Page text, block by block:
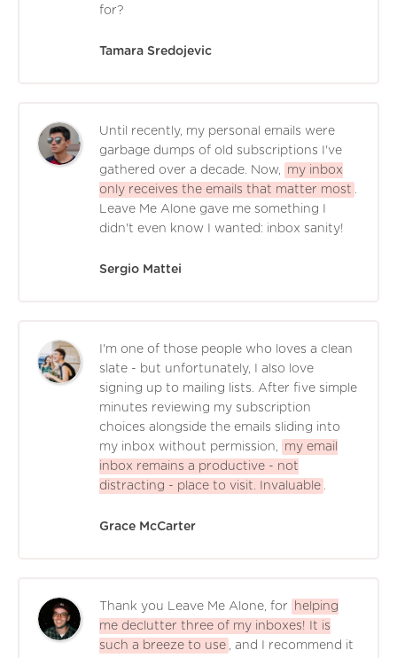
for?
Tamara Sredojevic
Until recently, my personal emails were
garbage dumps of old subscriptions I've
gathered over a decade. Now,
my inbox
only receives the emails that matter most .
Leave Me Alone gave me something I
didn't even know I wanted: inbox sanity!
Sergio Mattei
I'm one of those people who loves a clean
slate - but unfortunately, I also love
signing up to mailing lists. After five simple
minutes reviewing my subscription
choices alongside the emails sliding into
my inbox without permission,
my email
inbox remains a productive - not
distracting - place to visit. Invaluable .
Grace McCarter
Thank you Leave Me Alone, for
helping
me declutter three of my inboxes! It is
such a breeze to use , and I recommend it